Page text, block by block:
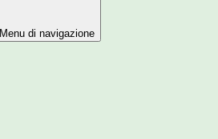
Menu di navigazione